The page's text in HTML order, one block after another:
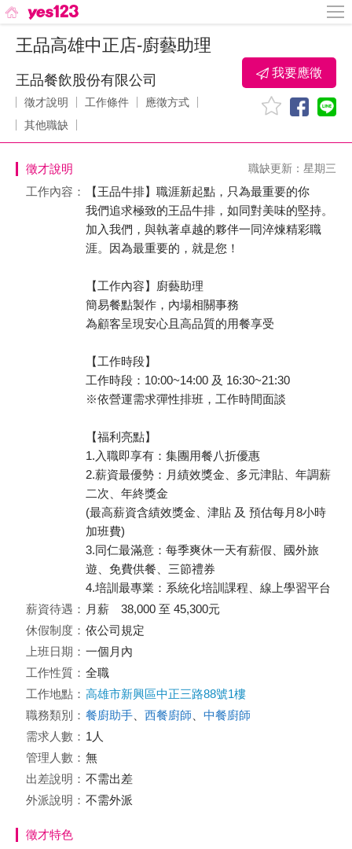
王品高雄中正店-廚藝助理
王品餐飲股份有限公司
徵才說明 工作條件
應徵方式
其他職缺
我要應徵
徵才說明 職缺更新：星期三
工作內容：
【王品牛排】職涯新起點，只為最重要的你
我們追求極致的王品牛排，如同對美味的堅持。
加入我們，與執著卓越的夥伴一同淬煉精彩職
涯。因為最重要的，就是您！
【工作內容】廚藝助理
簡易餐點製作，內場相關事務
為顧客呈現安心且高品質的用餐享受
【工作時段】
工作時段：10:00~14:00 及 16:30~21:30
※依營運需求彈性排班，工作時間面談
【福利亮點】
1.入職即享有：集團用餐八折優惠
2.薪資最優勢：月績效獎金、多元津貼、年調薪
二次、年終獎金
(最高薪資含績效獎金、津貼 及 預估每月8小時
加班費)
3.同仁最滿意：每季爽休一天有薪假、國外旅
遊、免費供餐、三節禮券
4.培訓最專業：系統化培訓課程、線上學習平台
薪資待遇： 月薪 38,000 至 45,300元
休假制度： 依公司規定
上班日期： 一個月內
工作性質： 全職
工作地點： 高雄市新興區中正三路88號1樓
職務類別： 餐廚助手 西餐廚師
中餐廚師
需求人數： 1人
管理人數： 無
出差說明： 不需出差
外派說明： 不需外派
徵才特色